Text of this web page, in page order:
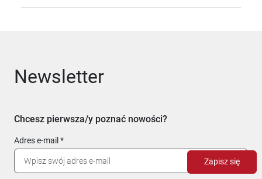
Newsletter
Chcesz pierwsza/y poznać nowości?
Adres e-mail
Zapisz się